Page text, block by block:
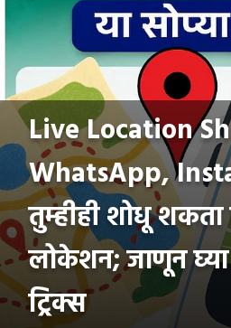
Live Location
WhatsApp,
तुम्हीही शोधू शकता
लोकेशन; जाणून घ्या
ट्रिक्स